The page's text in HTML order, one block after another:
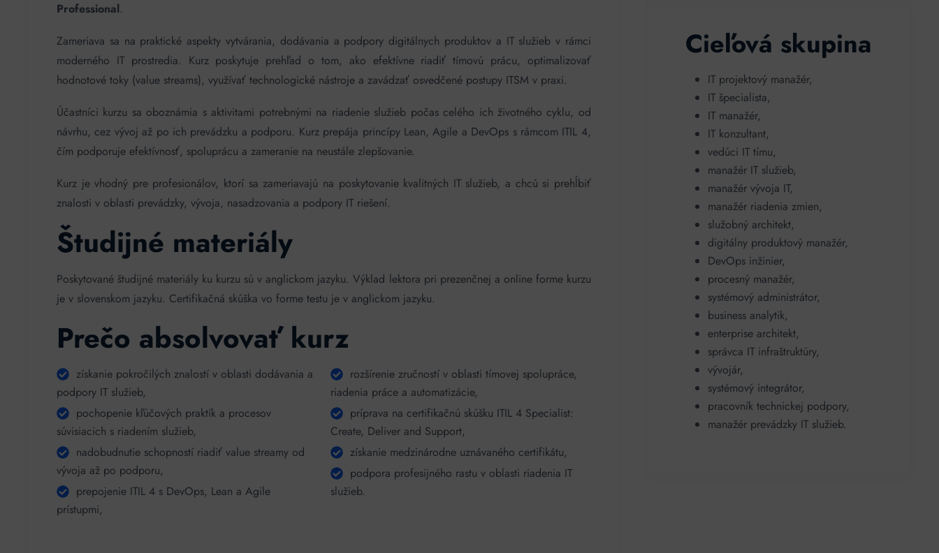
Professional.
Zameriava sa na praktické aspekty vytvárania, dodávania a podpory digitálnych produktov a IT služieb v rámci
moderného IT prostredia. Kurz poskytuje prehľad o tom, ako efektívne riadiť tímovú prácu, optimalizovať
hodnotové toky (value streams), využívať technologické nástroje a zavádzať osvedčené postupy ITSM v praxi.
Účastníci kurzu sa oboznámia s aktivitami potrebnými na riadenie služieb počas celého ich životného cyklu, od
návrhu, cez vývoj až po ich prevádzku a podporu. Kurz prepája princípy Lean, Agile a DevOps s rámcom ITIL 4,
čím podporuje efektívnosť, spoluprácu a zameranie na neustále zlepšovanie.
Kurz je vhodný pre profesionálov, ktorí sa zameriavajú na poskytovanie kvalitných IT služieb, a chcú si prehĺbiť
znalosti v oblasti prevádzky, vývoja, nasadzovania a podpory IT riešení.
Študijné materiály
Poskytované študijné materiály ku kurzu sú v anglickom jazyku. Výklad lektora pri prezenčnej a online forme kurzu
je v slovenskom jazyku. Certifikačná skúška vo forme testu je v anglickom jazyku.
Prečo absolvovať kurz
získanie pokročilých znalostí v oblasti dodávania a
podpory IT služieb,
pochopenie kľúčových praktík a procesov
súvisiacich s riadením služieb,
nadobudnutie schopností riadiť value streamy od
vývoja až po podporu,
prepojenie ITIL 4 s DevOps, Lean a Agile
prístupmi,
rozšírenie zručností v oblasti tímovej spolupráce,
riadenia práce a automatizácie,
príprava na certifikačnú skúšku ITIL 4 Specialist:
Create, Deliver and Support,
získanie medzinárodne uznávaného certifikátu,
podpora profesijného rastu v oblasti riadenia IT
služieb.
Cieľová skupina
IT projektový manažér,
IT špecialista,
IT manažér,
IT konzultant,
vedúci IT tímu,
manažér IT služieb,
manažér vývoja IT,
manažér riadenia zmien,
služobný architekt,
digitálny produktový manažér,
DevOps inžinier,
procesný manažér,
systémový administrátor,
business analytik,
enterprise architekt,
správca IT infraštruktúry,
vývojár,
systémový integrátor,
pracovník technickej podpory,
manažér prevádzky IT služieb.